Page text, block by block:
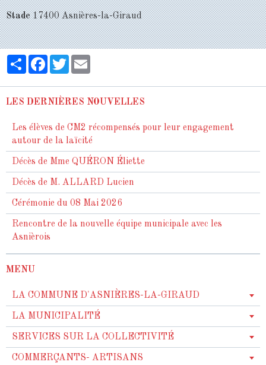
Stade17400 Asnières-la-Giraud
PartagerFacebook
Twitter
LES DERNIÈRES NOUVELLES
Les élèves de CM2 récompensés pour leur engagement
autour de la laïcité
Décès de Mme QUÉRON Éliette
Décès de M. ALLARD Lucien
Cérémonie du 08 Mai 2026
Rencontre de la nouvelle équipe municipale avec les
Asnièrois
MENU
LA COMMUNE D'ASNIÈRES-LA-GIRAUD
LA MUNICIPALITÉ
SERVICES SUR LA COLLECTIVITÉ
COMMERÇANTS- ARTISANS